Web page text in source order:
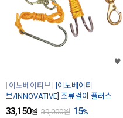
이노베이티브
[이노베이티
브/INNOVATIVE] 조류걸이 플러스
33,150원 39,000원 15%